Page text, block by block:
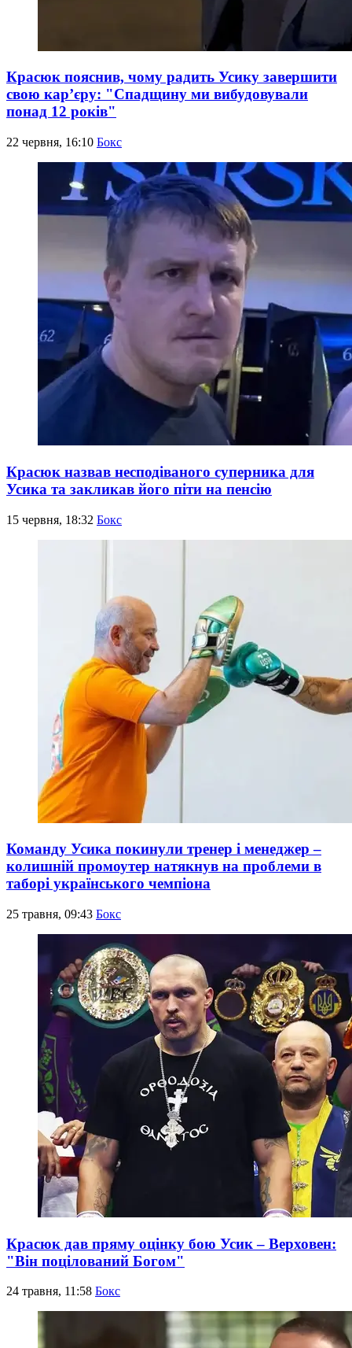
Красюк пояснив, чому радить Усику завершити
свою кар’єру: "Спадщину ми вибудовували
понад 12 років"
22 червня, 16:10 Бокс
Красюк назвав несподіваного суперника для
Усика та закликав його піти на пенсію
15 червня, 18:32 Бокс
Команду Усика покинули тренер і менеджер –
колишній промоутер натякнув на проблеми в
таборі українського чемпіона
25 травня, 09:43 Бокс
Красюк дав пряму оцінку бою Усик – Верховен:
"Він поцілований Богом"
24 травня, 11:58 Бокс